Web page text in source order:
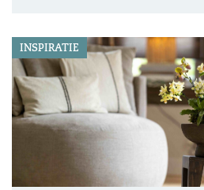
INSPIRATIE